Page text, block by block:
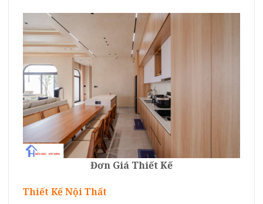
Đơn Giá Thiết Kế
Thiết Kế Nội Thất